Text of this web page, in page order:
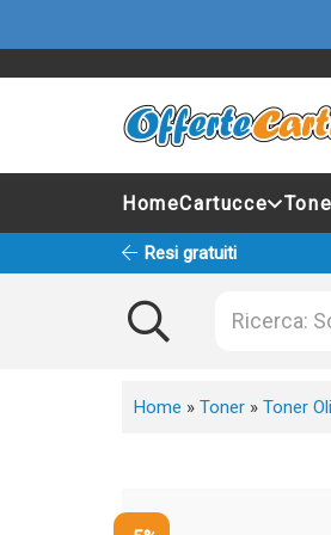
HomeCartucce
Resi gratuiti
Home » Toner » Toner